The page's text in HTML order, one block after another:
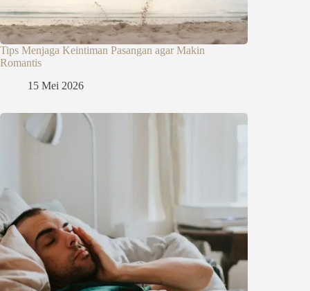
Tips Menjaga Keintiman Pasangan agar Makin
Romantis
15 Mei 2026